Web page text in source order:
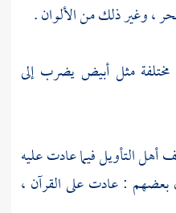
، وغير ذلك من الألوان .
مثل أبيض يضرب إلى
أهل التأويل فيما عادت عليه
بعضهم : عادت على القرآن ،